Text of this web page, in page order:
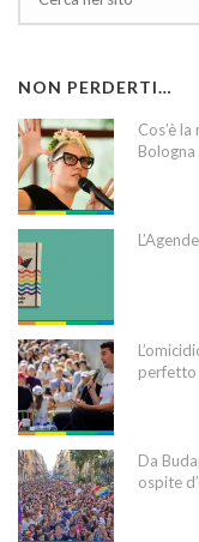
NON PERDERTI…
Cos’è
Bologna
perfetto
Da
ospite